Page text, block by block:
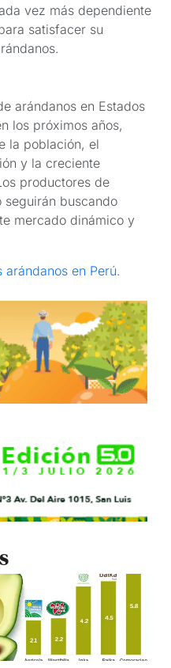
vez más dependiente
satisfacer su
arándanos en Estados
los próximos años,
la población, el
y la creciente
productores de
seguirán buscando
mercado dinámico y
en Perú.